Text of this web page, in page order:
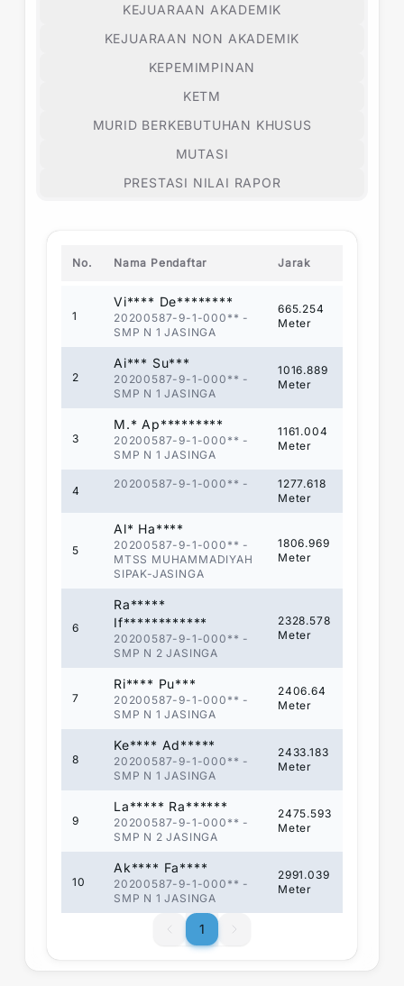
KEJUARAAN AKADEMIK
KEJUARAAN NON AKADEMIK
KEPEMIMPINAN
KETM
MURID BERKEBUTUHAN KHUSUS
MUTASI
PRESTASI NILAI RAPOR
No. Nama Pendaftar Jarak
1
Vi**** De********
20200587-9-1-000** -
SMP N 1 JASINGA
665.254
Meter
2
Ai*** Su***
20200587-9-1-000** -
SMP N 1 JASINGA
1016.889
Meter
3
M.* Ap*********
20200587-9-1-000** -
SMP N 1 JASINGA
1161.004
Meter
4
20200587-9-1-000** -
1277.618
Meter
5
Al* Ha****
20200587-9-1-000** -
MTSS MUHAMMADIYAH
SIPAK-JASINGA
1806.969
Meter
6
Ra*****
If************
20200587-9-1-000** -
SMP N 2 JASINGA
2328.578
Meter
7
Ri**** Pu***
20200587-9-1-000** -
SMP N 1 JASINGA
2406.64
Meter
8
Ke**** Ad*****
20200587-9-1-000** -
SMP N 1 JASINGA
2433.183
Meter
9
La***** Ra******
20200587-9-1-000** -
SMP N 2 JASINGA
2475.593
Meter
10
Ak**** Fa****
20200587-9-1-000** -
SMP N 1 JASINGA
2991.039
Meter
1
1